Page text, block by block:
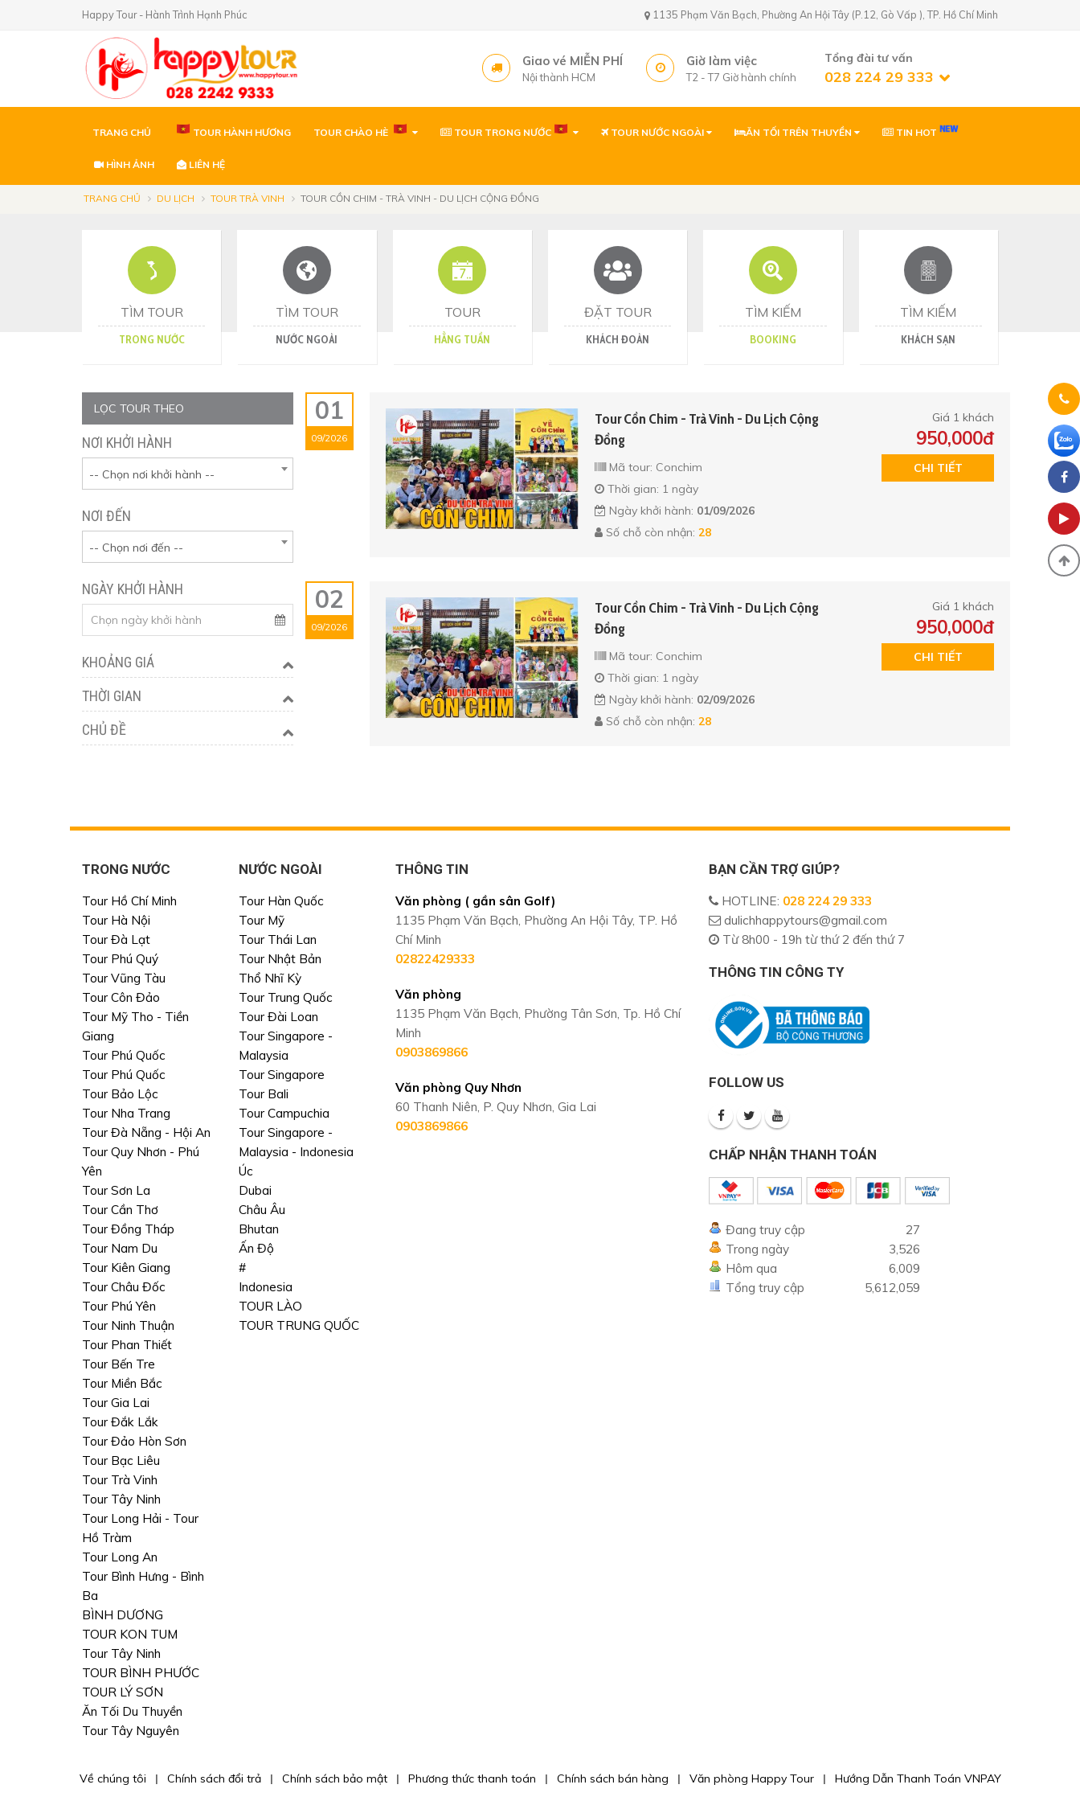
Happy Tour - Hành Trình Hạnh Phúc 1135 Phạm Văn Bạch, Phường An Hội Tây (P.12, Gò Vấp ), TP. Hồ Chí Minh
Giao vé MIỄN PHÍ
Nội thành HCM
Giờ làm việc
T2 - T7 Giờ hành chính
Tổng đài tư vấn
028 224 29 333
Văn phòng ( gần sân Golf) 02822429333
Tp. Hồ Chí Minh
Văn phòng Quy Nhơn
60 Thanh Niên, P. Quy Nhơn, Gia Lai
TRANG CHỦ TOUR HÀNH HƯƠNG TOUR CHÀO HÈ TOUR TRONG NƯỚC TOUR NƯỚC NGOÀI ĂN TỐI TRÊN THUYỀN TIN HOT
HÌNH ẢNH LIÊN HỆ
TRANG CHỦ DU LỊCH TOUR TRÀ VINH TOUR CỒN CHIM - TRÀ VINH - DU LỊCH CỘNG ĐỒNG
TÌM TOUR
TRONG NƯỚC
TÌM TOUR
NƯỚC NGOÀI
TOUR
HẰNG TUẦN
ĐẶT TOUR
KHÁCH ĐOÀN
TÌM KIẾM
BOOKING
TÌM KIẾM
KHÁCH SẠN
LỌC TOUR THEO
NƠI KHỞI HÀNH
-- Chọn nơi khởi hành --
NƠI ĐẾN
-- Chọn nơi đến --
NGÀY KHỞI HÀNH
KHOẢNG GIÁ
THỜI GIAN
CHỦ ĐỀ
01
09/2026
Tour Cồn Chim - Trà Vinh - Du Lịch Cộng
Đồng
Mã tour: Conchim
Thời gian: 1 ngày
Ngày khởi hành: 01/09/2026
Số chỗ còn nhận: 28
Giá 1 khách
950,000đ
CHI TIẾT
02
09/2026
Tour Cồn Chim - Trà Vinh - Du Lịch Cộng
Đồng
Mã tour: Conchim
Thời gian: 1 ngày
Ngày khởi hành: 02/09/2026
Số chỗ còn nhận: 28
Giá 1 khách
950,000đ
CHI TIẾT
TRONG NƯỚC
Tour Hồ Chí Minh
Tour Hà Nội
Tour Đà Lạt
Tour Phú Quý
Tour Vũng Tàu
Tour Côn Đảo
Tour Mỹ Tho - Tiền
Giang
Tour Phú Quốc
Tour Phú Quốc
Tour Bảo Lộc
Tour Nha Trang
Tour Đà Nẵng - Hội An
Tour Quy Nhơn - Phú
Yên
Tour Sơn La
Tour Cần Thơ
Tour Đồng Tháp
Tour Nam Du
Tour Kiên Giang
Tour Châu Đốc
Tour Phú Yên
Tour Ninh Thuận
Tour Phan Thiết
Tour Bến Tre
Tour Miền Bắc
Tour Gia Lai
Tour Đắk Lắk
Tour Đảo Hòn Sơn
Tour Bạc Liêu
Tour Trà Vinh
Tour Tây Ninh
Tour Long Hải - Tour
Hồ Tràm
Tour Long An
Tour Bình Hưng - Bình
Ba
BÌNH DƯƠNG
TOUR KON TUM
Tour Tây Ninh
TOUR BÌNH PHƯỚC
TOUR LÝ SƠN
Ăn Tối Du Thuyền
Tour Tây Nguyên
NƯỚC NGOÀI
Tour Hàn Quốc
Tour Mỹ
Tour Thái Lan
Tour Nhật Bản
Thổ Nhĩ Kỳ
Tour Trung Quốc
Tour Đài Loan
Tour Singapore -
Malaysia
Tour Singapore
Tour Bali
Tour Campuchia
Tour Singapore -
Malaysia - Indonesia
Úc
Dubai
Châu Âu
Bhutan
Ấn Độ
#
Indonesia
TOUR LÀO
TOUR TRUNG QUỐC
THÔNG TIN
Văn phòng ( gần sân Golf)
1135 Phạm Văn Bạch, Phường An Hội Tây, TP. Hồ
Chí Minh
02822429333
Văn phòng
1135 Phạm Văn Bạch, Phường Tân Sơn, Tp. Hồ Chí
Minh
0903869866
Văn phòng Quy Nhơn
60 Thanh Niên, P. Quy Nhơn, Gia Lai
0903869866
BẠN CẦN TRỢ GIÚP?
HOTLINE: 028 224 29 333
dulichhappytours@gmail.com
Từ 8h00 - 19h từ thứ 2 đến thứ 7
THÔNG TIN CÔNG TY
FOLLOW US
CHẤP NHẬN THANH TOÁN
Đang truy cập
27
Trong ngày
3,526
Hôm qua
6,009
Tổng truy cập
5,612,059
Về chúng tôi Chính sách đổi trả Chính sách bảo mật Phương thức thanh toán Chính sách bán hàng Văn phòng Happy Tour Hướng Dẫn Thanh Toán VNPAY